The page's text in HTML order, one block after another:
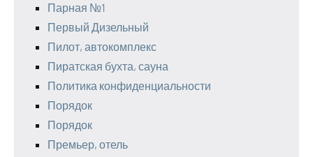
Парная №1
Первый Дизельный
Пилот, автокомплекс
Пиратская бухта, сауна
Политика конфиденциальности
Порядок
Порядок
Премьер, отель